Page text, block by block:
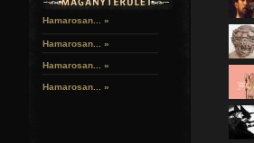
Hamarosan... »
Hamarosan... »
Hamarosan... »
Hamarosan... »